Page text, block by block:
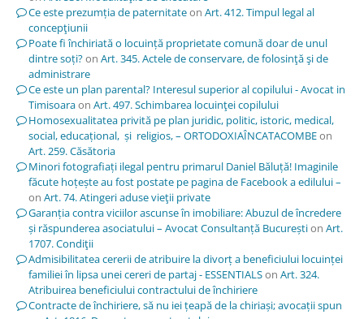
Ce este prezumția de paternitateon Art. 412. Timpul legal al
concepţiunii
Poate fi închiriată o locuință proprietate comună doar de unul
dintre soți?on Art. 345. Actele de conservare, de folosinţă şi de
administrare
Ce este un plan parental? Interesul superior al copilului - Avocat in
Timisoaraon Art. 497. Schimbarea locuinţei copilului
Homosexualitatea privită pe plan juridic, politic, istoric, medical,
social, educațional, și religios, – ORTODOXIAÎNCATACOMBEon
Art. 259. Căsătoria
Minori fotografiați ilegal pentru primarul Daniel Băluță! Imaginile
făcute hoțește au fost postate pe pagina de Facebook a edilului –
on Art. 74. Atingeri aduse vieţii private
Garanția contra viciilor ascunse în imobiliare: Abuzul de încredere
și răspunderea asociatului – Avocat Consultanță Bucureștion Art.
1707. Condiţii
Admisibilitatea cererii de atribuire la divorț a beneficiului locuinței
familiei în lipsa unei cereri de partaj - ESSENTIALSon Art. 324.
Atribuirea beneficiului contractului de închiriere
Contracte de închiriere, să nu iei țeapă de la chiriași; avocații spun